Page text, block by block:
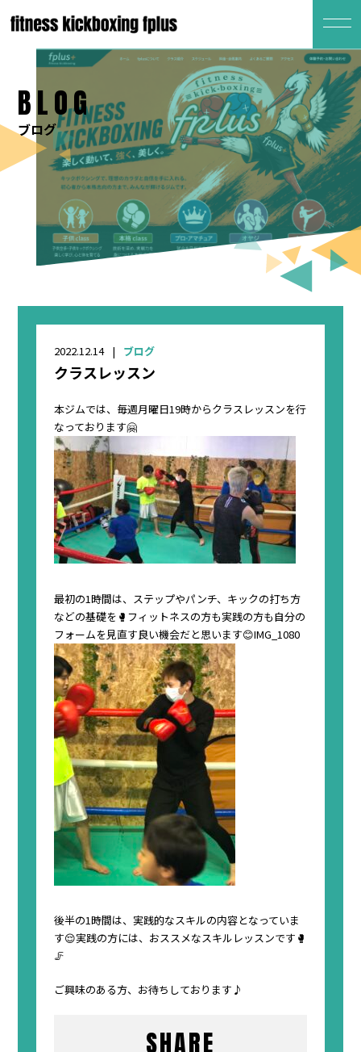
BLOG
ブログ
2022.12.14 ブログ
クラスレッスン
本ジムでは、毎週月曜日19時からクラスレッスンを行
なっております🤗
最初の1時間は、ステップやパンチ、キックの打ち方
などの基礎を🥊フィットネスの方も実践の方も自分の
フォームを見直す良い機会だと思います😊IMG_1080
後半の1時間は、実践的なスキルの内容となっていま
す😌実践の方には、おススメなスキルレッスンです🥊
🦵
ご興味のある方、お待ちしております♪
SHARE